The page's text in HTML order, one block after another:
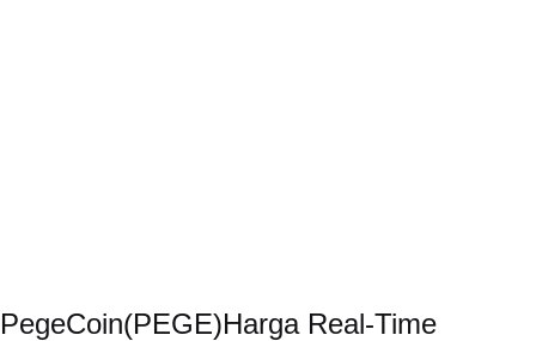
PegeCoin(PEGE)Harga Real-Time